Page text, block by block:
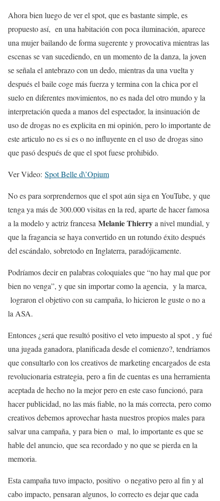
Ahora bien luego de ver el spot, que es bastante simple, es
propuesto así, en una habitación con poca iluminación, aparece
una mujer bailando de forma sugerente y provocativa mientras las
escenas se van sucediendo, en un momento de la danza, la joven
se señala el antebrazo con un dedo, mientras da una vuelta y
después el baile coge más fuerza y termina con la chica por el
suelo en diferentes movimientos, no es nada del otro mundo y la
interpretación queda a manos del espectador, la insinuación de
uso de drogas no es explicita en mi opinión, pero lo importante de
este articulo no es si es o no influyente en el uso de drogas sino
que pasó después de que el spot fuese prohibido.
Ver Video: Spot Belle d\’Opium
No es para sorprendernos que el spot aún siga en YouTube, y que
tenga ya más de 300.000 visitas en la red, aparte de hacer famosa
a la modelo y actriz francesa Melanie Thierrya nivel mundial, y
que la fragancia se haya convertido en un rotundo éxito después
del escándalo, sobretodo en Inglaterra, paradójicamente.
Podríamos decir en palabras coloquiales que “no hay mal que por
bien no venga”, y que sin importar como la agencia, y la marca,
lograron el objetivo con su campaña, lo hicieron le guste o no a
la ASA.
Entonces ¿será que resultó positivo el veto impuesto al spot , y fué
una jugada ganadora, planificada desde el comienzo?, tendríamos
que consultarlo con los creativos de marketing encargados de esta
revolucionaria estrategia, pero a fin de cuentas es una herramienta
aceptada de hecho no la mejor pero en este caso funcionó, para
hacer publicidad, no las más fiable, no la más correcta, pero como
creativos debemos aprovechar hasta nuestros propios males para
salvar una campaña, y para bien o mal, lo importante es que se
hable del anuncio, que sea recordado y no que se pierda en la
memoria.
Esta campaña tuvo impacto, positivo o negativo pero al fin y al
cabo impacto, pensaran algunos, lo correcto es dejar que cada